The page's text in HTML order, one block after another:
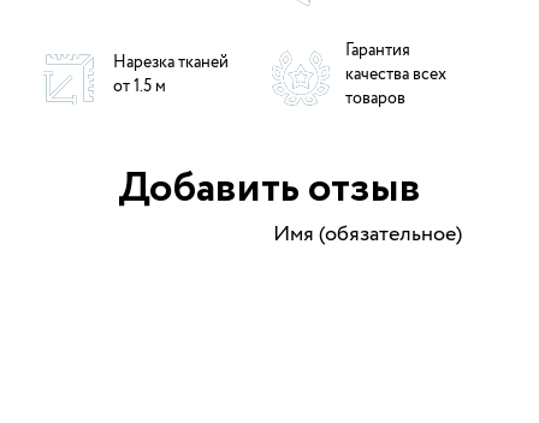
Нарезка тканей
от 1.5 м
Гарантия
качества всех
товаров
Добавить отзыв
Имя (обязательное)